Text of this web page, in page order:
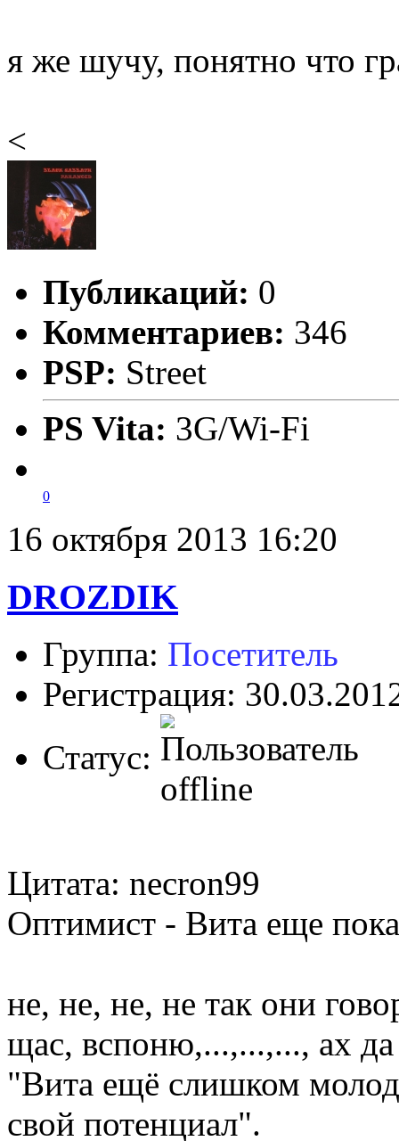
я же шучу, понятно что
<
Публикаций: 0
Комментариев: 346
PSP: Street
PS Vita: 3G/Wi-Fi
0
16 октября 2013 16:20
DROZDIK
Группа: Посетитель
Регистрация:
Статус:
Цитата: necron99
Оптимист - Вита еще
не, не, не, не так они
щас, вспоню,...,...,..., ах
"Вита ещё слишком
свой потенциал".